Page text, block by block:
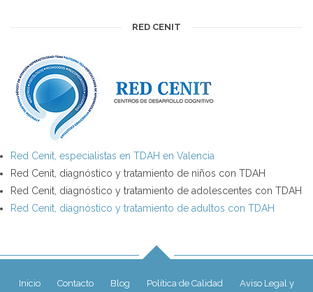
RED CENIT
Red Cenit, especialistas en TDAH en Valencia
Red Cenit, diagnóstico y tratamiento de niños con TDAH
Red Cenit, diagnóstico y tratamiento de adolescentes con TDAH
Red Cenit, diagnóstico y tratamiento de adultos con TDAH
Inicio Contacto Blog Política de Calidad Aviso Legal y